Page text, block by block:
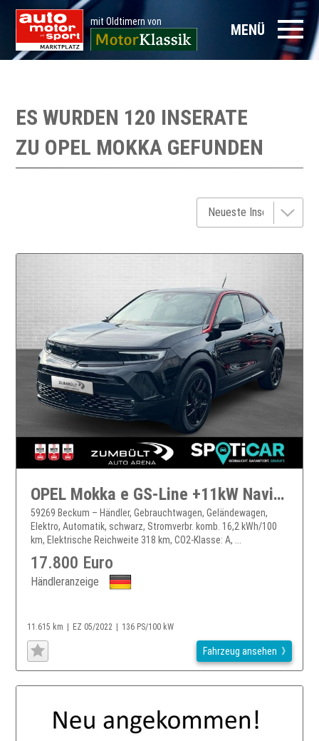
mit Oldtimern von MENÜ
ES WURDEN 120 INSERATE
ZU OPEL MOKKA GEFUNDEN
OPEL Mokka e GS-Line +11kW Navi LED RFK PDC CarPlay Klimaauto. Tempo+
59269 Beckum – Händler, Gebrauchtwagen, Geländewagen,
Elektro, Automatik, schwarz, Stromverbr. komb. 16,2 kWh/100
km, Elektrische Reichweite 318 km, CO2-Klasse: A, ...
17.800 Euro
Händleranzeige
11.615 km EZ 05/2022 136 PS/100 kW
Fahrzeug ansehen